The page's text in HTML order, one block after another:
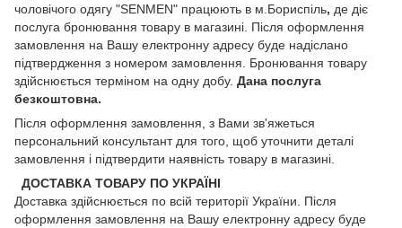
чоловічого одягу "SENMEN" працюють в м.Бориспіль, де діє
послуга бронювання товару в магазині. Після оформлення
замовлення на Вашу електронну адресу буде надіслано
підтвердження з номером замовлення. Бронювання товару
здійснюється терміном на одну добу. Дана послуга
безкоштовна.
Після оформлення замовлення, з Вами зв'яжеться
персональний консультант для того, щоб уточнити деталі
замовлення і підтвердити наявність товару в магазині.
ДОСТАВКА ТОВАРУ ПО УКРАЇНІ
Доставка здійснюється по всій території України. Після
оформлення замовлення на Вашу електронну адресу буде